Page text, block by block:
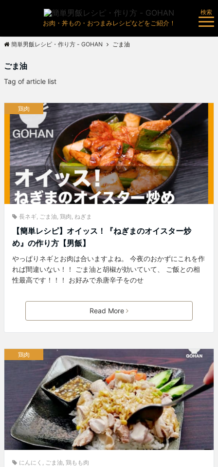
お肉・丼もの・おつまみレシピなどをご紹介！
検索
簡単男飯レシピ・作り方 - GOHAN ごま油
ごま油
Tag of article list
鶏肉
長ネギ, ごま油, 鶏肉, ねぎま
【簡単レシピ】オイッス！『ねぎまのオイスター炒
め』の作り方【男飯】
やっぱりネギとお肉は合いますよね。 今夜のおかずにこれを作
れば間違いない！！ ごま油と胡椒が効いていて、 ご飯との相
性最高です！！！ お好みで糸唐辛子をのせ
Read More
鶏肉
にんにく , ごま油, 鶏もも肉